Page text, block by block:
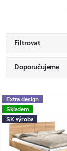
Filtrovat
a
z
e
n
Doporučujeme
Nejdražší
Nejprodávanější
Abecedně
V
ý
p
Extra design
Skladem
SK výroba